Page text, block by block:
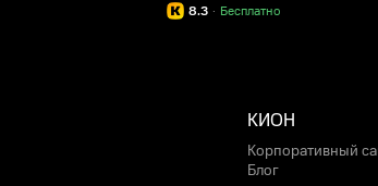
8.3 Бесплатно
·
КИОН
Корпоративный
Блог